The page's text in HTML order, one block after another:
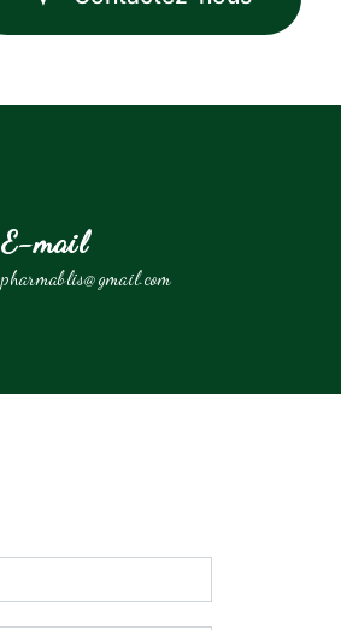
E-mail
pharmablis@gmail.com